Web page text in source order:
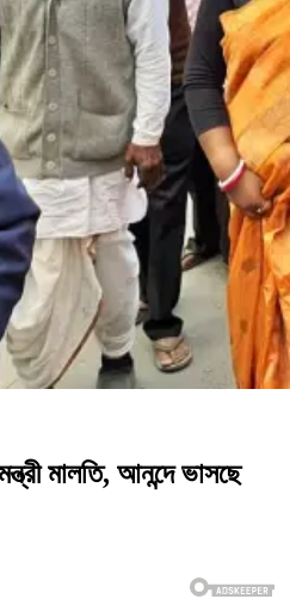
মালতি, আনন্দে ভাসছে